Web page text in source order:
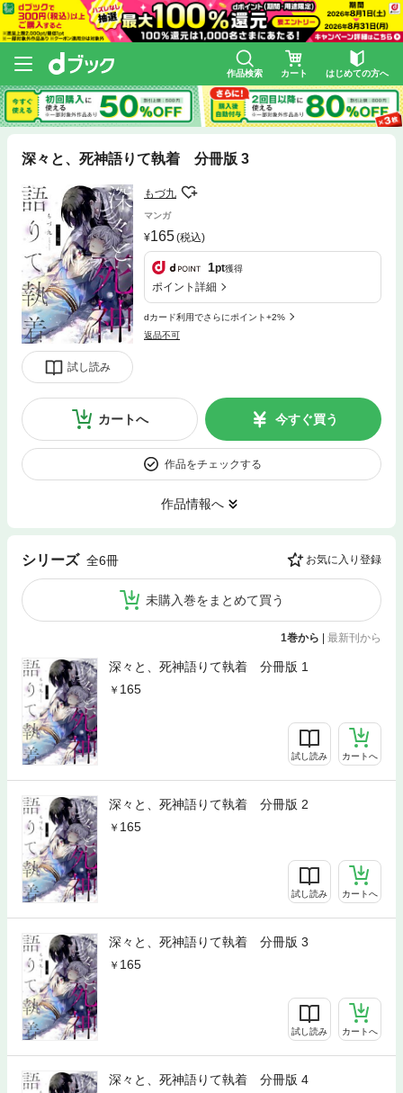
作品検索 カート はじめての方へ
深々と、死神語りて執着 分冊版 3
試し読み
もづ九
マンガ
165(税込)
1pt獲得
ポイント詳細
dカード利用でさらにポイント+2%
返品不可
カートへ 今すぐ買う
作品をチェックする
作品情報へ
シリーズ 全6冊 お気に入り登録
未購入巻をまとめて買う
1巻から | 最新刊から
深々と、死神語りて執着 分冊版 1
165
試し読み カートへ
深々と、死神語りて執着 分冊版 2
165
試し読み カートへ
深々と、死神語りて執着 分冊版 3
165
試し読み カートへ
深々と、死神語りて執着 分冊版 4